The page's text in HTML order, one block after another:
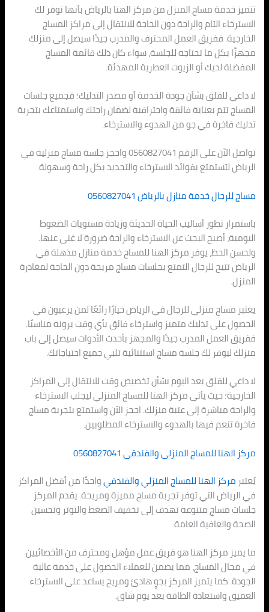
تتميز خدمة مساج المنزل من مركز الهنا بالرياض بأنها توفر لك
الاسترخاء التام والراحة دون الحاجة للانتقال إلى مراكز المساج
الخارجية. ففريق العمل المحترف والمدرب جيدًا سيصل إلى منزلك
مجهزًا بكل ما تحتاجه للجلسة، سواء كان ذلك قائمة المساج
المفضلة لديك أو الزيوت العطرية المهدئة.
لا داعي للقلق بشأن جودة الخدمة أو مصدر التدليك؛ فجميع جلسات
المساج تتم بعناية فائقة واحترافية لضمان راحتك واستمتاعك بتجربة
تدليك فاخرة في جو من الهدوء والاسترخاء.
تواصل الآن على الرقم 0560827041 واحجز جلسة مساج منزلية في
الرياض لتستمتع بفوائد الاسترخاء والتجديد بكل راحة وسهولة.
مساج للرجال خدمة منازل بالرياض 0560827041
باستمرار تطور أساليب الحياة الحديثة وزيادة مستويات الضغوط
اليومية، أصبح البحث عن الاسترخاء والراحة ضرورة لا غنى عنها.
ولحسن الحظ، يوفر مركز الهنا للمساج خدمة منازل مذهلة في
الرياض تتيح للرجال التمتع بجلسات مساج مريحة دون الحاجة لمغادرة
المنزل.
يعتبر مساج منزلي للرجال في الرياض خيارًا رائعًا لمن يرغبون في
الحصول على تدليك متميز واسترخاء فائق بأي وقت يرونه مناسبًا.
ففريق العمل المدرب جيدًا والمجهز بأحدث الأدوات سيصل إلى باب
منزلك ليوفر لك جلسة مساج استثنائية تلبي جميع احتياجاتك.
لا داعي للقلق بعد اليوم بشأن تخصيص وقت للانتقال إلى المراكز
الخارجية؛ حيث يأتي مركز الهنا للمساج المنزلي ليجلب الاسترخاء
والراحة مباشرة إلى عتبة منزلك. احجز الآن واستمتع بتجربة مساج
فاخرة تنعم فيها بالهدوء والاسترخاء المطلوبين.
مركز الهنا للمساج المنزلى والفندقى 0560827041
يُعتبر مركز الهنا للمساج المنزلي والفندقيواحدًا من أفضل المراكز
في الرياض التي توفر تجربة مساج مميزة ومريحة. يقدم المركز
جلسات مساج متنوعة تهدف إلى تخفيف الضغط والتوتر وتحسين
الصحة والعافية العامة.
ما يميز مركز الهنا هو فريق عمل مؤهل ومحترف من الأخصائيين
في مجال المساج، مما يضمن للعملاء الحصول على خدمة عالية
الجودة. كما يتميز المركز بجوٍ هادئ ومريح يساعد على الاسترخاء
العميق واستعادة الطاقة بعد يوم شاق.